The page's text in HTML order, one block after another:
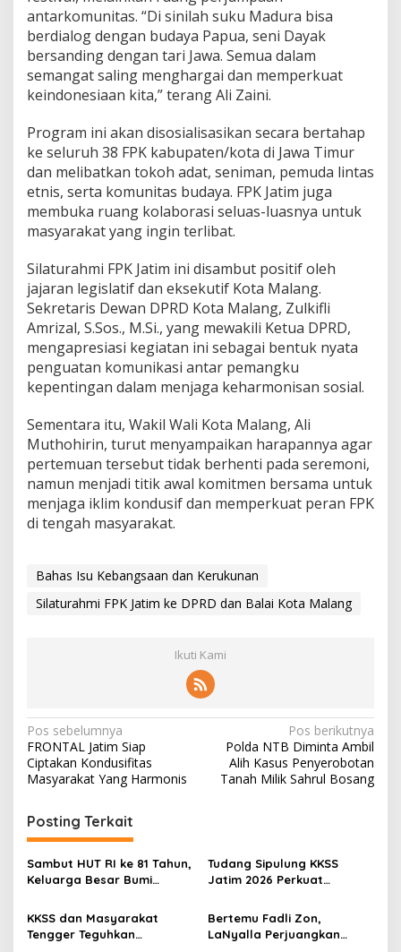
antarkomunitas. “Di sinilah suku Madura bisa
berdialog dengan budaya Papua, seni Dayak
bersanding dengan tari Jawa. Semua dalam
semangat saling menghargai dan memperkuat
keindonesiaan kita,” terang Ali Zaini.
Program ini akan disosialisasikan secara bertahap
ke seluruh 38 FPK kabupaten/kota di Jawa Timur
dan melibatkan tokoh adat, seniman, pemuda lintas
etnis, serta komunitas budaya. FPK Jatim juga
membuka ruang kolaborasi seluas-luasnya untuk
masyarakat yang ingin terlibat.
Silaturahmi FPK Jatim ini disambut positif oleh
jajaran legislatif dan eksekutif Kota Malang.
Sekretaris Dewan DPRD Kota Malang, Zulkifli
Amrizal, S.Sos., M.Si., yang mewakili Ketua DPRD,
mengapresiasi kegiatan ini sebagai bentuk nyata
penguatan komunikasi antar pemangku
kepentingan dalam menjaga keharmonisan sosial.
Sementara itu, Wakil Wali Kota Malang, Ali
Muthohirin, turut menyampaikan harapannya agar
pertemuan tersebut tidak berhenti pada seremoni,
namun menjadi titik awal komitmen bersama untuk
menjaga iklim kondusif dan memperkuat peran FPK
di tengah masyarakat.
Bahas Isu Kebangsaan dan Kerukunan
Silaturahmi FPK Jatim ke DPRD dan Balai Kota Malang
Ikuti Kami
N
a
v
i
g
a
s
i
p
Pos sebelumnya
FRONTAL Jatim Siap
Ciptakan Kondusifitas
Masyarakat Yang Harmonis
Pos berikutnya
Polda NTB Diminta Ambil
Alih Kasus Penyerobotan
Tanah Milik Sahrul Bosang
Posting Terkait
Sambut HUT RI ke 81 Tahun,
Keluarga Besar Bumi
Lomba
Tudang Sipulung KKSS
Jatim 2026 Perkuat
KKSS dan Masyarakat
Tengger Teguhkan
Bertemu Fadli Zon,
LaNyalla Perjuangkan